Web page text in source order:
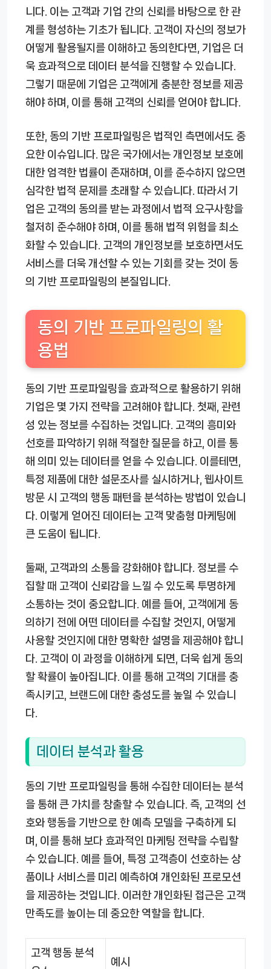
니다. 이는 고객과 기업 간의 신뢰를 바탕으로 한 관
계를 형성하는 기초가 됩니다. 고객이 자신의 정보가
어떻게 활용될지를 이해하고 동의한다면, 기업은 더
욱 효과적으로 데이터 분석을 진행할 수 있습니다.
그렇기 때문에 기업은 고객에게 충분한 정보를 제공
해야 하며, 이를 통해 고객의 신뢰를 얻어야 합니다.
또한, 동의 기반 프로파일링은 법적인 측면에서도 중
요한 이슈입니다. 많은 국가에서는 개인정보 보호에
대한 엄격한 법률이 존재하며, 이를 준수하지 않으면
심각한 법적 문제를 초래할 수 있습니다. 따라서 기
업은 고객의 동의를 받는 과정에서 법적 요구사항을
철저히 준수해야 하며, 이를 통해 법적 위험을 최소
화할 수 있습니다. 고객의 개인정보를 보호하면서도
서비스를 더욱 개선할 수 있는 기회를 갖는 것이 동
의 기반 프로파일링의 본질입니다.
동의 기반 프로파일링의 활
용법
동의 기반 프로파일링을 효과적으로 활용하기 위해
기업은 몇 가지 전략을 고려해야 합니다. 첫째, 관련
성 있는 정보를 수집하는 것입니다. 고객의 흥미와
선호를 파악하기 위해 적절한 질문을 하고, 이를 통
해 의미 있는 데이터를 얻을 수 있습니다. 이를테면,
특정 제품에 대한 설문조사를 실시하거나, 웹사이트
방문 시 고객의 행동 패턴을 분석하는 방법이 있습니
다. 이렇게 얻어진 데이터는 고객 맞춤형 마케팅에
큰 도움이 됩니다.
둘째, 고객과의 소통을 강화해야 합니다. 정보를 수
집할 때 고객이 신뢰감을 느낄 수 있도록 투명하게
소통하는 것이 중요합니다. 예를 들어, 고객에게 동
의하기 전에 어떤 데이터를 수집할 것인지, 어떻게
사용할 것인지에 대한 명확한 설명을 제공해야 합니
다. 고객이 이 과정을 이해하게 되면, 더욱 쉽게 동의
할 확률이 높아집니다. 이를 통해 고객의 기대를 충
족시키고, 브랜드에 대한 충성도를 높일 수 있습니
다.
데이터 분석과 활용
동의 기반 프로파일링을 통해 수집한 데이터는 분석
을 통해 큰 가치를 창출할 수 있습니다. 즉, 고객의 선
호와 행동을 기반으로 한 예측 모델을 구축하게 되
며, 이를 통해 보다 효과적인 마케팅 전략을 수립할
수 있습니다. 예를 들어, 특정 고객층이 선호하는 상
품이나 서비스를 미리 예측하여 개인화된 프로모션
을 제공하는 것입니다. 이러한 개인화된 접근은 고객
만족도를 높이는 데 중요한 역할을 합니다.
고객 행동 분석
예시